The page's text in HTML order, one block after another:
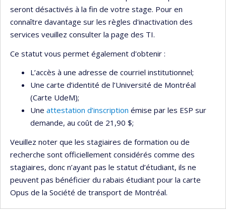
seront désactivés à la fin de votre stage. Pour en
connaître davantage sur les règles d'inactivation des
services veuillez consulter la page des TI.
Ce statut vous permet également d'obtenir :
L’accès à une adresse de courriel institutionnel;
Une carte d’identité de l’Université de Montréal
(Carte UdeM);
Une attestation d’inscription émise par les ESP sur
demande, au coût de 21,90 $;
Veuillez noter que les stagiaires de formation ou de
recherche sont officiellement considérés comme des
stagiaires, donc n’ayant pas le statut d’étudiant, ils ne
peuvent pas bénéficier du rabais étudiant pour la carte
Opus de la Société de transport de Montréal.